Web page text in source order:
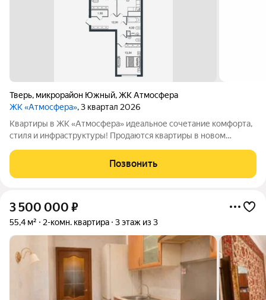
Тверь, микрорайон Южный,ЖК Атмосфера
ЖК «Атмосфера», 3 квартал 2026
Квартиры в ЖК «Атмосфера» идеальное сочетание комфорта,
стиля и инфраструктуры! Продаются квартиры в новом
отоплением, увеличенными окнами и современными
планировками. Уже в продаже! О доме:
Позвонить
3 500 000 ₽
55,4 м² 2-комн. квартира 3 этаж из 3